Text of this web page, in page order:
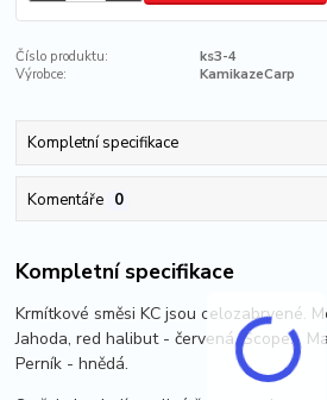
Číslo produktu:
ks3-4
Výrobce:
KamikazeCarp
Kompletní specifikace
Komentáře 0
Kompletní specifikace
Krmítkové směsi KC jsou celozabrvené.
Jahoda, red halibut - červená. Scopex,
Perník - hnědá.